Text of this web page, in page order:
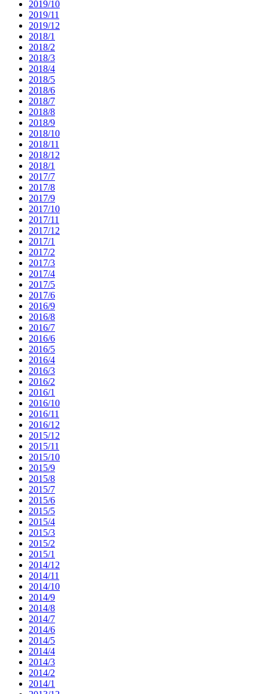
2019/10
2019/11
2019/12
2018/1
2018/2
2018/3
2018/4
2018/5
2018/6
2018/7
2018/8
2018/9
2018/10
2018/11
2018/12
2018/1
2017/7
2017/8
2017/9
2017/10
2017/11
2017/12
2017/1
2017/2
2017/3
2017/4
2017/5
2017/6
2016/9
2016/8
2016/7
2016/6
2016/5
2016/4
2016/3
2016/2
2016/1
2016/10
2016/11
2016/12
2015/12
2015/11
2015/10
2015/9
2015/8
2015/7
2015/6
2015/5
2015/4
2015/3
2015/2
2015/1
2014/12
2014/11
2014/10
2014/9
2014/8
2014/7
2014/6
2014/5
2014/4
2014/3
2014/2
2014/1